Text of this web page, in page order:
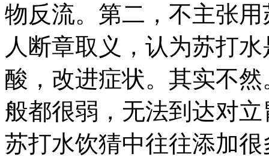
物反流。第二，不主张
人断章取义，认为苏打
酸，改进症状。其实不
般都很弱，无法到达对
苏打水饮猜中往往添加